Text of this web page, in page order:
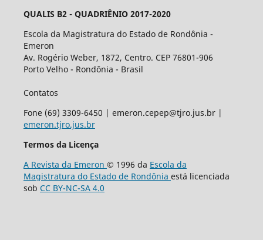
QUALIS B2 - QUADRIÊNIO 2017-2020
Escola da Magistratura do Estado de Rondônia -
Emeron
Av. Rogério Weber, 1872, Centro. CEP 76801-906
Porto Velho - Rondônia - Brasil
Contatos
Fone (69) 3309-6450 | emeron.cepep@tjro.jus.br |
emeron.tjro.jus.br
Termos da Licença
A Revista da Emeron © 1996 da Escola da
Magistratura do Estado de Rondônia está licenciada
sob CC BY-NC-SA 4.0